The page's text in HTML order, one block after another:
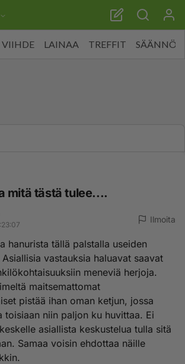
VIIHDE LAINAA TREFFIT SÄÄNNÖT
mitä tästä tulee....
Ilmoita
hanurista tällä palstalla useiden
vastauksia haluavat saavat
meneviä herjoja.
maitsemattomat
pistää ihan oman ketjun, jossa
toisiaan niin paljon ku huvittaa. Ei
asiallista keskustelua tulla sitä
Samaa voisin ehdottaa näille